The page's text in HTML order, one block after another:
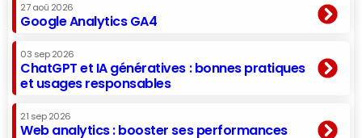
27 aoû 2026
Google Analytics GA4
03 sep 2026
ChatGPT et IA génératives : bonnes pratiques
et usages responsables
21 sep 2026
Web analytics : booster ses performances